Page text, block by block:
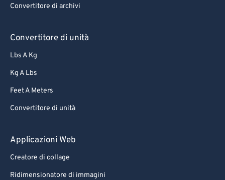
Convertitore di archivi
Convertitore di unità
Lbs A Kg
Kg A Lbs
Feet A Meters
Convertitore di unità
Applicazioni Web
Creatore di collage
Ridimensionatore di immagini